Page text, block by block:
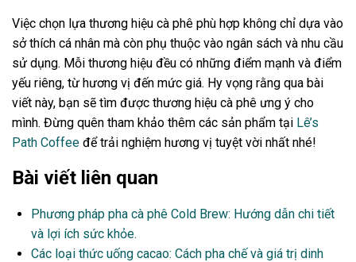
Việc chọn lựa thương hiệu cà phê phù hợp không chỉ dựa vào
sở thích cá nhân mà còn phụ thuộc vào ngân sách và nhu cầu
sử dụng. Mỗi thương hiệu đều có những điểm mạnh và điểm
yếu riêng, từ hương vị đến mức giá. Hy vọng rằng qua bài
viết này, bạn sẽ tìm được thương hiệu cà phê ưng ý cho
mình. Đừng quên tham khảo thêm các sản phẩm tại Lê’s
Path Coffee để trải nghiệm hương vị tuyệt vời nhất nhé!
Bài viết liên quan
Phương pháp pha cà phê Cold Brew: Hướng dẫn chi tiết
và lợi ích sức khỏe.
Các loại thức uống cacao: Cách pha chế và giá trị dinh